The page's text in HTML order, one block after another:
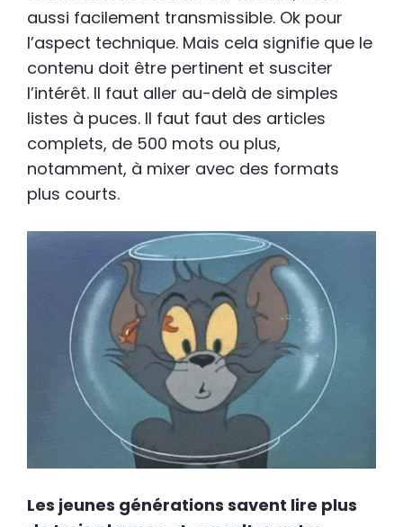
aussi facilement transmissible. Ok pour
l’aspect technique. Mais cela signifie que le
contenu doit être pertinent et susciter
l’intérêt. Il faut aller au-delà de simples
listes à puces. Il faut faut des articles
complets, de 500 mots ou plus,
notamment, à mixer avec des formats
plus courts.
Les jeunes générations savent lire plus